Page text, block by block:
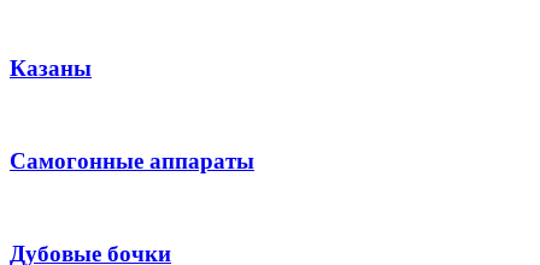
Казаны
Самогонные аппараты
Дубовые бочки